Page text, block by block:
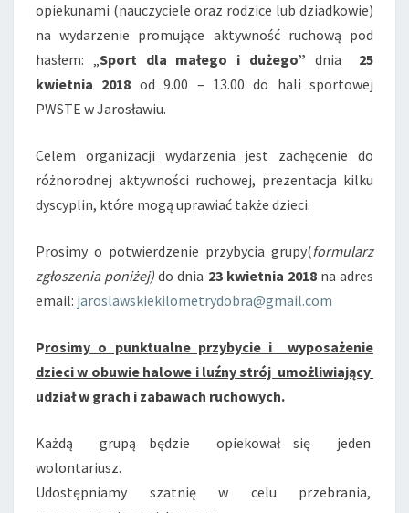
opiekunami (nauczyciele oraz rodzice lub dziadkowie)
na wydarzenie promujące aktywność ruchową pod
hasłem: „Sport dla małego i dużego” dnia 25
kwietnia 2018 od 9.00 – 13.00 do hali sportowej
PWSTE w Jarosławiu.
Celem organizacji wydarzenia jest zachęcenie do
różnorodnej aktywności ruchowej, prezentacja kilku
dyscyplin, które mogą uprawiać także dzieci.
Prosimy o potwierdzenie przybycia grupy(formularz
zgłoszenia poniżej)do dnia 23 kwietnia 2018na adres
email: jaroslawskiekilometrydobra@gmail.com
Prosimy o punktualne przybycie i wyposażenie
dzieci w obuwie halowe i luźny strój umożliwiający
udziałw grach i zabawach ruchowych.
Każdą grupą będzie opiekował się jeden
wolontariusz.
Udostępniamy szatnię w celu przebrania,